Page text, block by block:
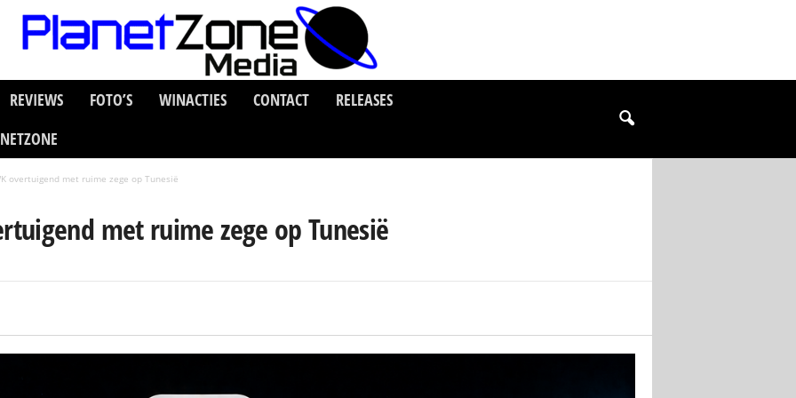
REVIEWS FOTO’S WINACTIES CONTACT
RELEASES
overtuigend met ruime zege op Tunesië
met ruime zege op Tunesië